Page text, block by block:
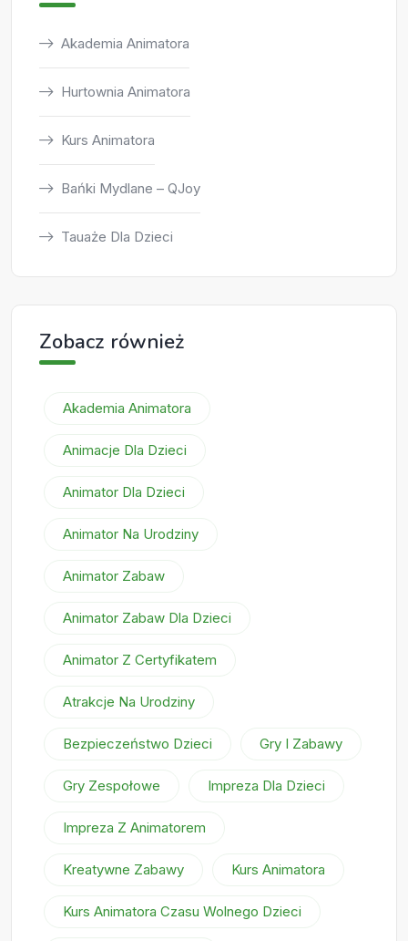
Akademia Animatora
Hurtownia Animatora
Kurs Animatora
Bańki Mydlane – QJoy
Tauaże Dla Dzieci
Zobacz również
Akademia Animatora
Animacje Dla Dzieci
Animator Dla Dzieci
Animator Na Urodziny
Animator Zabaw
Animator Zabaw Dla Dzieci
Animator Z Certyfikatem
Atrakcje Na Urodziny
Bezpieczeństwo Dzieci Gry I Zabawy
Gry Zespołowe Impreza Dla Dzieci
Impreza Z Animatorem
Kreatywne Zabawy Kurs Animatora
Kurs Animatora Czasu Wolnego Dzieci